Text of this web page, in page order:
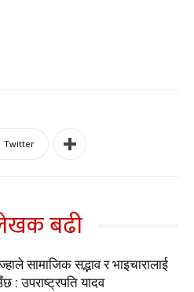
Twitter
बढी
सामाजिक सद्भाव र भाइचारालाई
: उपराष्ट्रपति यादव